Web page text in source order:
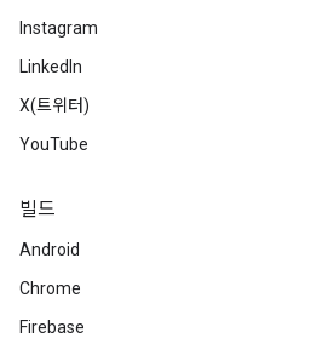
Instagram
LinkedIn
X(트위터)
YouTube
빌드
Android
Chrome
Firebase